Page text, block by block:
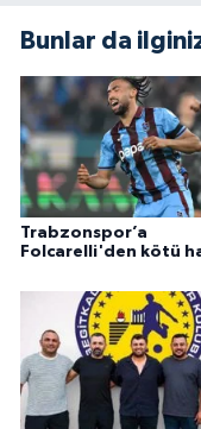
Bunlar da
Trabzonspor’a
Folcarelli'den kötü